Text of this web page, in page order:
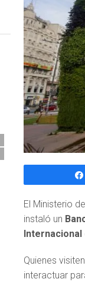
El Ministerio
instaló un
Quienes
interactuar